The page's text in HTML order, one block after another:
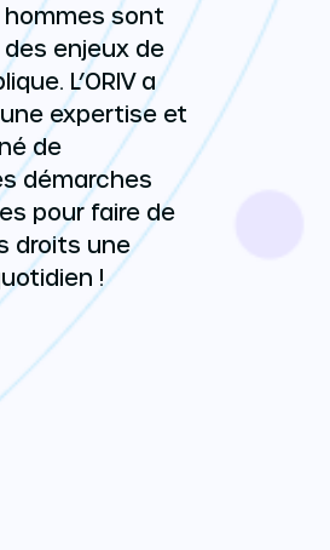
sont
des enjeux de
L’ORIV a
expertise et
de
démarches
pour faire de
droits une
!